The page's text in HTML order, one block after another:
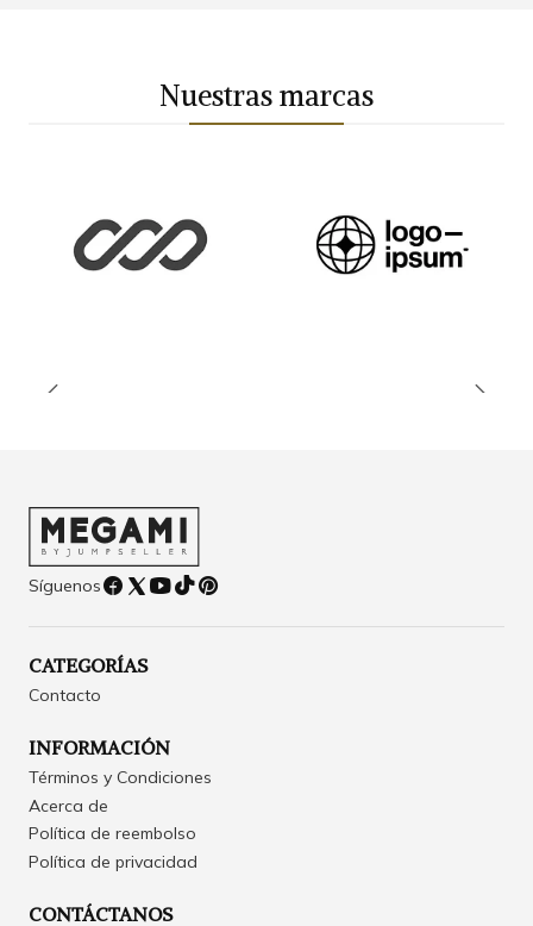
Nuestras marcas
Síguenos
CATEGORÍAS
Contacto
INFORMACIÓN
Términos y Condiciones
Acerca de
Política de reembolso
Política de privacidad
CONTÁCTANOS